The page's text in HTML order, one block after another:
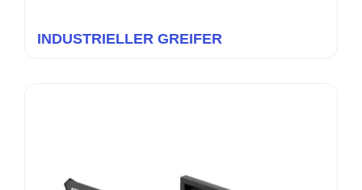
INDUSTRIELLER GREIFER